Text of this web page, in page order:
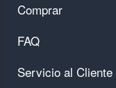
Comprar
FAQ
Servicio al Cliente